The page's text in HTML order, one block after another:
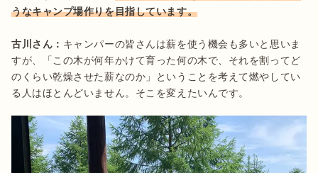
うなキャンプ場作りを目指しています。
古川さん： キャンパーの皆さんは薪を使う機会も多いと思いま
すが、「この木が何年かけて育った何の木で、それを割ってど
のくらい乾燥させた薪なのか」ということを考えて燃やしてい
る人はほとんどいません。そこを変えたいんです。